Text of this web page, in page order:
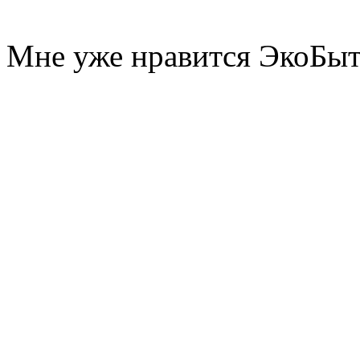
Мне уже нравится